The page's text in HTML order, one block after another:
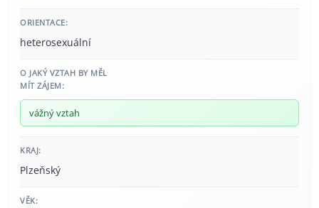
ORIENTACE:
heterosexuální
O JAKÝ VZTAH BY MĚL
MÍT ZÁJEM:
vážný vztah
KRAJ:
Plzeňský
VĚK: